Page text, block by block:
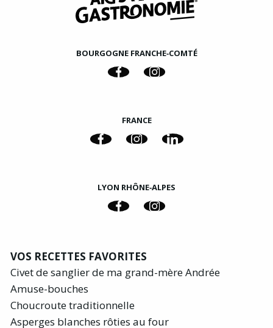
BOURGOGNE FRANCHE‑COMTÉ
FRANCE
LYON RHÔNE‑ALPES
VOS RECETTES FAVORITES
Civet de sanglier de ma grand-mère Andrée
Amuse-bouches
Choucroute traditionnelle
Asperges blanches rôties au four